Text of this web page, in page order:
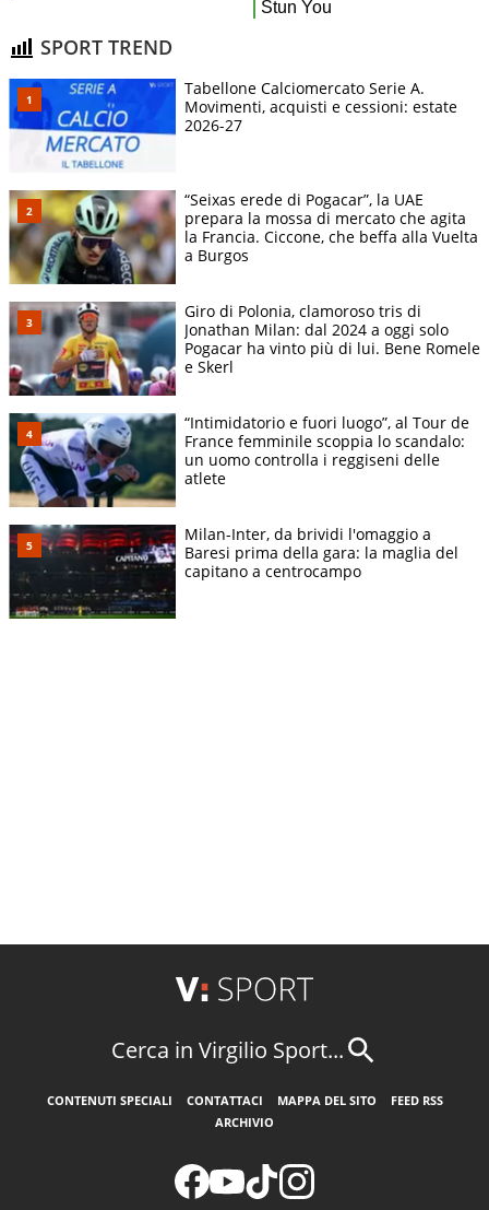
SPORT TREND
Tabellone Calciomercato Serie A.
Movimenti, acquisti e cessioni: estate
2026-27
“Seixas erede di Pogacar”, la UAE
prepara la mossa di mercato che agita
la Francia. Ciccone, che beffa alla Vuelta
a Burgos
Giro di Polonia, clamoroso tris di
Jonathan Milan: dal 2024 a oggi solo
Pogacar ha vinto più di lui. Bene Romele
e Skerl
“Intimidatorio e fuori luogo”, al Tour de
France femminile scoppia lo scandalo:
un uomo controlla i reggiseni delle
atlete
Milan-Inter, da brividi l'omaggio a
Baresi prima della gara: la maglia del
capitano a centrocampo
Cerca in Virgilio Sport...
CONTENUTI SPECIALI CONTATTACI MAPPA DEL SITO
FEED RSS
ARCHIVIO